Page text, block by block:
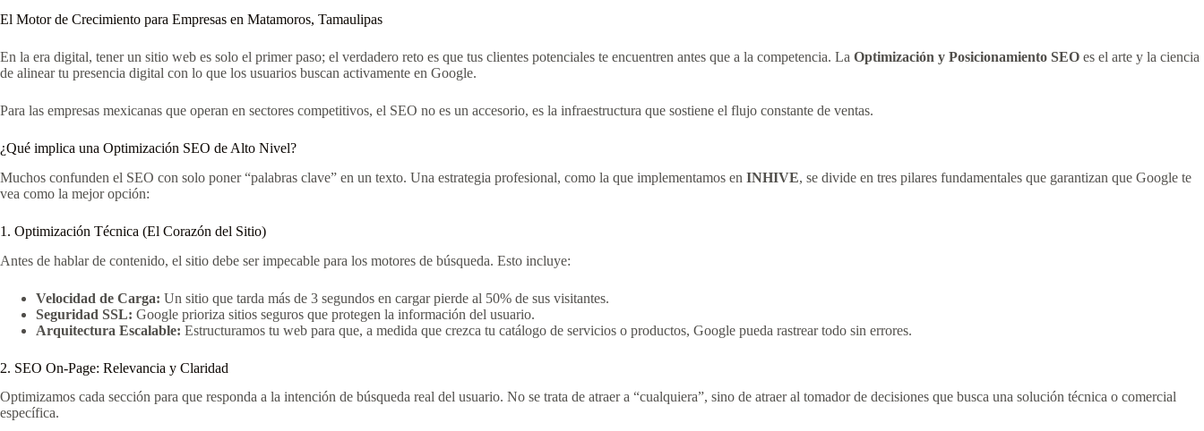
El Motor de Crecimiento para Empresas en Matamoros, Tamaulipas
En la era digital, tener un sitio web es solo el primer paso; el verdadero reto es que tus clientes potenciales te encuentren antes que a la competencia. La Optimización y Posicionamiento SEO es el arte y la ciencia
de alinear tu presencia digital con lo que los usuarios buscan activamente en Google.
Para las empresas mexicanas que operan en sectores competitivos, el SEO no es un accesorio, es la infraestructura que sostiene el flujo constante de ventas.
¿Qué implica una Optimización SEO de Alto Nivel?
Muchos confunden el SEO con solo poner “palabras clave” en un texto. Una estrategia profesional, como la que implementamos en INHIVE, se divide en tres pilares fundamentales que garantizan que Google te
vea como la mejor opción:
1. Optimización Técnica (El Corazón del Sitio)
Antes de hablar de contenido, el sitio debe ser impecable para los motores de búsqueda. Esto incluye:
Velocidad de Carga: Un sitio que tarda más de 3 segundos en cargar pierde al 50% de sus visitantes.
Seguridad SSL: Google prioriza sitios seguros que protegen la información del usuario.
Arquitectura Escalable: Estructuramos tu web para que, a medida que crezca tu catálogo de servicios o productos, Google pueda rastrear todo sin errores.
2. SEO On-Page: Relevancia y Claridad
Optimizamos cada sección para que responda a la intención de búsqueda real del usuario. No se trata de atraer a “cualquiera”, sino de atraer al tomador de decisiones que busca una solución técnica o comercial
específica.